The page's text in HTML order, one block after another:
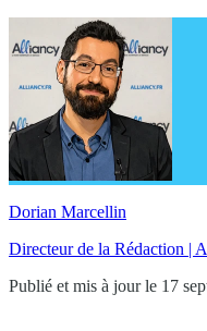
Dorian Marcellin
Directeur de la Rédaction |
Publié et mis à jour le 17